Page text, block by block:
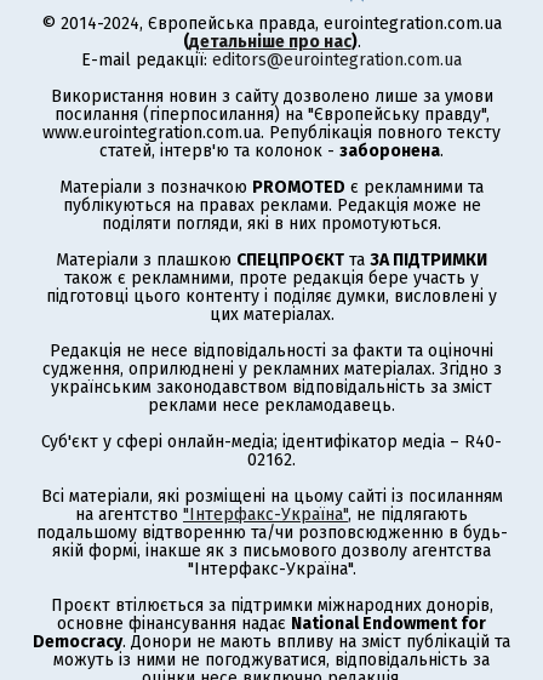
© 2014-2024, Європейська правда, eurointegration.com.ua
(детальніше про нас).
E-mail редакції: editors@eurointegration.com.ua
Використання новин з сайту дозволено лише за умови
посилання (гіперпосилання) на "Європейську правду",
www.eurointegration.com.ua. Републікація повного тексту
статей, інтерв'ю та колонок - заборонена.
Матеріали з позначкою PROMOTED є рекламними та
публікуються на правах реклами. Редакція може не
поділяти погляди, які в них промотуються.
Матеріали з плашкою СПЕЦПРОЄКТ та ЗА ПІДТРИМКИ
також є рекламними, проте редакція бере участь у
підготовці цього контенту і поділяє думки, висловлені у
цих матеріалах.
Редакція не несе відповідальності за факти та оціночні
судження, оприлюднені у рекламних матеріалах. Згідно з
українським законодавством відповідальність за зміст
реклами несе рекламодавець.
Суб'єкт у сфері онлайн-медіа; ідентифікатор медіа – R40-
02162.
Всі матеріали, які розміщені на цьому сайті із посиланням
на агентство "Інтерфакс-Україна", не підлягають
подальшому відтворенню та/чи розповсюдженню в будь-
якій формі, інакше як з письмового дозволу агентства
"Інтерфакс-Україна".
Проєкт втілюється за підтримки міжнародних донорів,
основне фінансування надає National Endowment for
Democracy. Донори не мають впливу на зміст публікацій та
можуть із ними не погоджуватися, відповідальність за